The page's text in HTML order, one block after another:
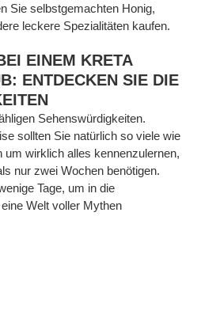
Sie selbstgemachten Honig,
leckere Spezialitäten kaufen.
EINEM KRETA
ENTDECKEN SIE DIE
Sehenswürdigkeiten.
sollten Sie natürlich so viele wie
um wirklich alles kennenzulernen,
nur zwei Wochen benötigen.
Tage, um in die
Welt voller Mythen